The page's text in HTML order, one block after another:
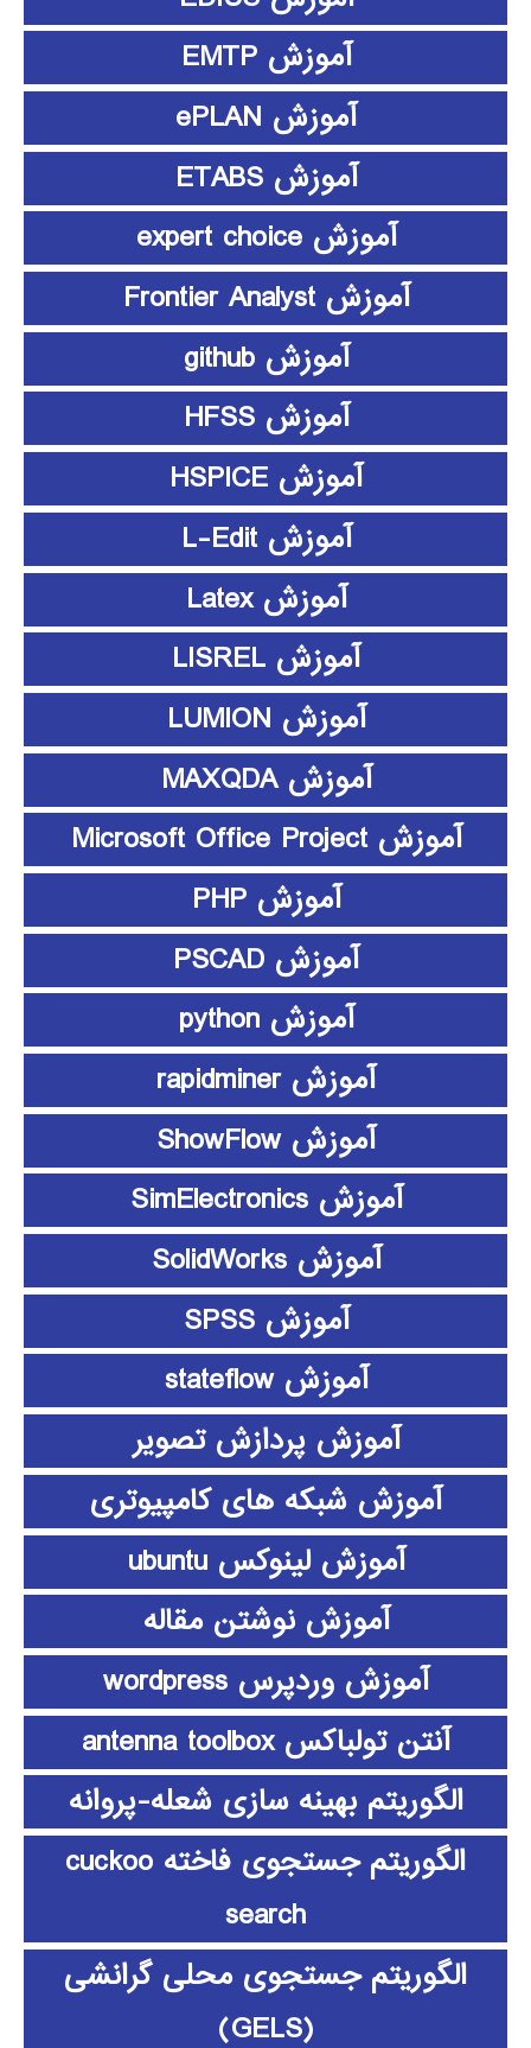
آموزش EMTP
آموزش ePLAN
آموزش ETABS
آموزش expert choice
آموزش Frontier Analyst
آموزش github
آموزش HFSS
آموزش HSPICE
آموزش L-Edit
آموزش Latex
آموزش LISREL
آموزش LUMION
آموزش MAXQDA
آموزش Microsoft Office Project
آموزش PHP
آموزش PSCAD
آموزش python
آموزش rapidminer
آموزش ShowFlow
آموزش SimElectronics
آموزش SolidWorks
آموزش SPSS
آموزش stateflow
آموزش پردازش تصویر
آموزش شبکه های کامپیوتری
آموزش لینوکس ubuntu
آموزش نوشتن مقاله
آموزش وردپرس wordpress
آنتن تولباکس antenna toolbox
الگوریتم بهینه سازی شعله-پروانه
الگوریتم جستجوی فاخته cuckoo
search
الگوریتم جستجوی محلی گرانشی
(GELS)